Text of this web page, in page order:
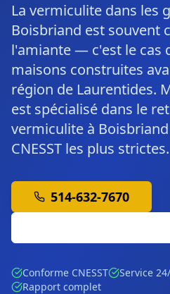
La vermiculite dans les
Boisbriand est souvent
l'amiante — c'est le cas
maisons construites
région de Laurentides.
est spécialisé dans le
vermiculite à
CNESST les plus strictes.
514-632-7670
Conforme CNESST Service
Rapport complet